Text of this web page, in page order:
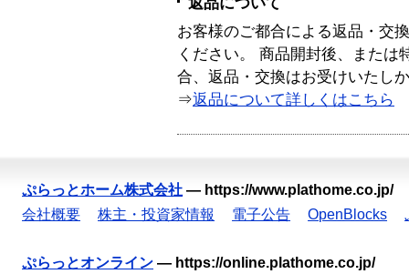
返品について
お客様のご都合による返品・交
ください。 商品開封後、または
合、返品・交換はお受けいたし
⇒返品について詳しくはこちら
ぷらっとホーム株式会社 — https://www.plathome.co.jp/
会社概要
株主・投資家情報 電子公告 OpenBlocks
ぷらっとオンライン — https://online.plathome.co.jp/